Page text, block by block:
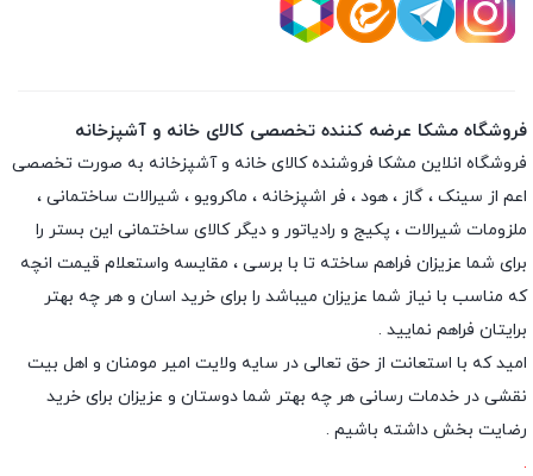
فروشگاه مشکا عرضه کننده تخصصی کالای خانه و آشپزخانه
فروشگاه انلاین مشکا فروشنده کالای خانه و آشپزخانه به صورت تخصصی
اعم از سینک ، گاز ، هود ، فر اشپزخانه ، ماکرویو ، شیرالات ساختمانی ،
ملزومات شیرالات ، پکیج و رادیاتور و دیگر کالای ساختمانی این بستر را
برای شما عزیزان فراهم ساخته تا با برسی ، مقایسه واستعلام قیمت انچه
که مناسب با نیاز شما عزیزان میباشد را برای خرید اسان و هر چه بهتر
برایتان فراهم نمایید .
امید که با استعانت از حق تعالی در سایه ولایت امیر مومنان و اهل بیت
نقشی در خدمات رسانی هر چه بهتر شما دوستان و عزیزان برای خرید
رضایت بخش داشته باشیم .
.